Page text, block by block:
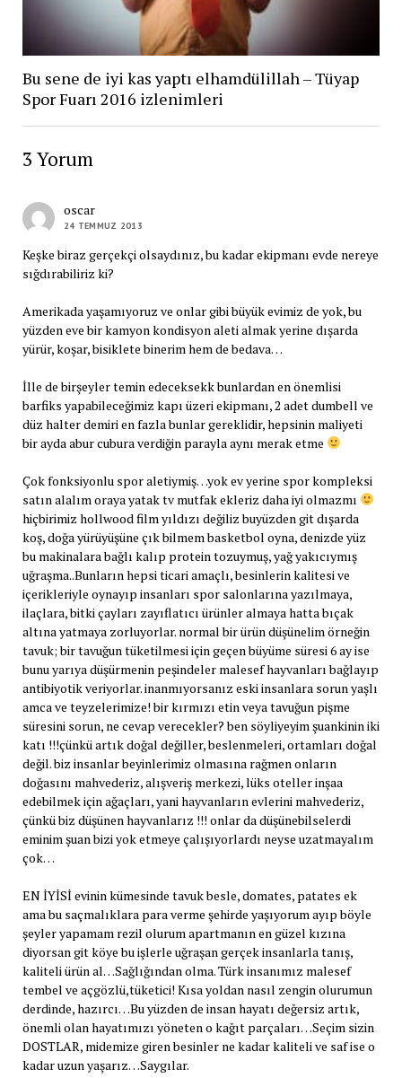
Bu sene de iyi kas yaptı elhamdülillah – Tüyap
Spor Fuarı 2016 izlenimleri
3 Yorum
oscar
24 TEMMUZ 2013
Keşke biraz gerçekçi olsaydınız, bu kadar ekipmanı evde nereye
sığdırabiliriz ki?
Amerikada yaşamıyoruz ve onlar gibi büyük evimiz de yok, bu
yüzden eve bir kamyon kondisyon aleti almak yerine dışarda
yürür, koşar, bisiklete binerim hem de bedava…
İlle de birşeyler temin edeceksekk bunlardan en önemlisi
barfiks yapabileceğimiz kapı üzeri ekipmanı, 2 adet dumbell ve
düz halter demiri en fazla bunlar gereklidir, hepsinin maliyeti
bir ayda abur cubura verdiğin parayla aynı merak etme
Çok fonksiyonlu spor aletiymiş…yok ev yerine spor kompleksi
satın alalım oraya yatak tv mutfak ekleriz daha iyi olmazmı
hiçbirimiz hollwood film yıldızı değiliz buyüzden git dışarda
koş, doğa yürüyüşüne çık bilmem basketbol oyna, denizde yüz
bu makinalara bağlı kalıp protein tozuymuş, yağ yakıcıymış
uğraşma..Bunların hepsi ticari amaçlı, besinlerin kalitesi ve
içerikleriyle oynayıp insanları spor salonlarına yazılmaya,
ilaçlara, bitki çayları zayıflatıcı ürünler almaya hatta bıçak
altına yatmaya zorluyorlar. normal bir ürün düşünelim örneğin
tavuk; bir tavuğun tüketilmesi için geçen büyüme süresi 6 ay ise
bunu yarıya düşürmenin peşindeler malesef hayvanları bağlayıp
antibiyotik veriyorlar. inanmıyorsanız eski insanlara sorun yaşlı
amca ve teyzelerimize! bir kırmızı etin veya tavuğun pişme
süresini sorun, ne cevap verecekler? ben söyliyeyim şuankinin iki
katı !!!çünkü artık doğal değiller, beslenmeleri, ortamları doğal
değil. biz insanlar beyinlerimiz olmasına rağmen onların
doğasını mahvederiz, alışveriş merkezi, lüks oteller inşaa
edebilmek için ağaçları, yani hayvanların evlerini mahvederiz,
çünkü biz düşünen hayvanlarız !!! onlar da düşünebilselerdi
eminim şuan bizi yok etmeye çalışıyorlardı neyse uzatmayalım
çok…
EN İYİSİ evinin kümesinde tavuk besle, domates, patates ek
ama bu saçmalıklara para verme şehirde yaşıyorum ayıp böyle
şeyler yapamam rezil olurum apartmanın en güzel kızına
diyorsan git köye bu işlerle uğraşan gerçek insanlarla tanış,
kaliteli ürün al…Sağlığından olma. Türk insanımız malesef
tembel ve açgözlü,tüketici! Kısa yoldan nasıl zengin olurumun
derdinde, hazırcı…Bu yüzden de insan hayatı değersiz artık,
önemli olan hayatımızı yöneten o kağıt parçaları…Seçim sizin
DOSTLAR, midemize giren besinler ne kadar kaliteli ve saf ise o
kadar uzun yaşarız…Saygılar.